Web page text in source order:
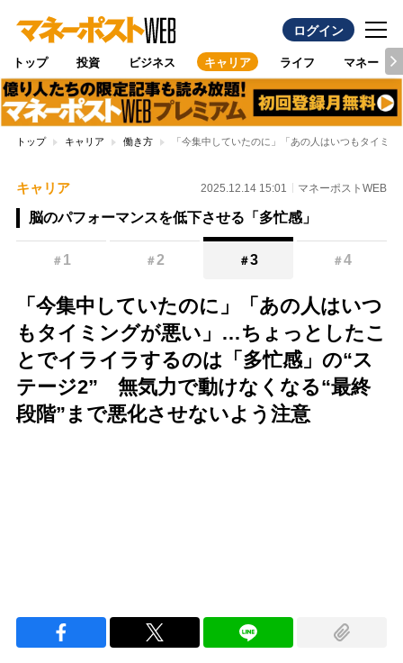
ログイン
トップ 投資 ビジネス キャリア ライフ マネー
トップ キャリア 働き方 「今集中していたのに」「あの人はいつもタイミ
キャリア 2025.12.14 15:01 マネーポストWEB
脳のパフォーマンスを低下させる「多忙感」
＃ 1 ＃2 ＃3 ＃4
「今集中していたのに」「あの人はいつ
もタイミングが悪い」…ちょっとしたこ
とでイライラするのは「多忙感」の“ス
テージ2” 無気力で動けなくなる“最終
段階”まで悪化させないよう注意